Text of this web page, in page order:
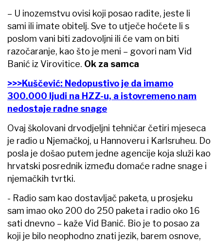
– U inozemstvu ovisi koji posao radite, jeste li
sami ili imate obitelj. Sve to utječe hoćete li s
poslom vani biti zadovoljni ili će vam on biti
razočaranje, kao što je meni – govori nam Vid
Banić iz Virovitice. Ok za samca
>>>Kuščević: Nedopustivo je da imamo
300.000 ljudi na HZZ-u, a istovremeno nam
nedostaje radne snage
Ovaj školovani drvodjeljni tehničar četiri mjeseca
je radio u Njemačkoj, u Hannoveru i Karlsruheu. Do
posla je došao putem jedne agencije koja služi kao
hrvatski posrednik između domaće radne snage i
njemačkih tvrtki.
- Radio sam kao dostavljač paketa, u prosjeku
sam imao oko 200 do 250 paketa i radio oko 16
sati dnevno – kaže Vid Banić. Bio je to posao za
koji je bilo neophodno znati jezik, barem osnove,